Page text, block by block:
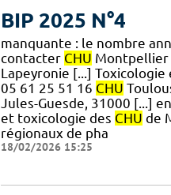
BIP 2025 N°4
manquante : le nombre
contacter CHU Montpellier
Lapeyronie [...]
05 61 25 51 16 CHU
Jules-Guesde, 31000 [...]
et toxicologie des CHU de
régionaux de pha
18/02/2026 15:25